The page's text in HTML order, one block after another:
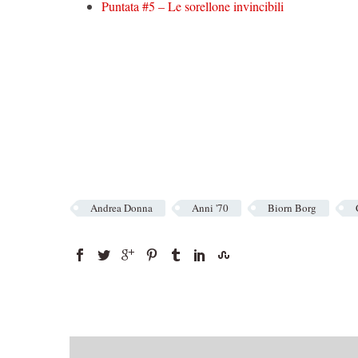
Puntata #5 – Le sorellone invincibili
Andrea Donna Anni '70 Biorn Borg